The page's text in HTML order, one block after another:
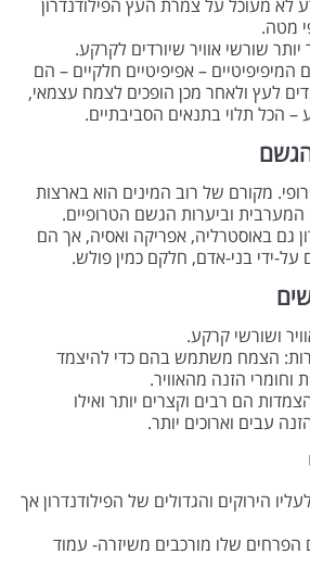
לא מעוכל על צמרת העץ הפילודנדרון
מטה.
שורשי אוויר שיורדים לקרקע.
המיפיפיטיים – אפיפיטיים חלקיים – הם
לעץ ולאחר מכן הופכים לצמח עצמאי,
הכל תלוי בתנאים הסביבתיים.
מקורם של רוב המינים הוא בארצות
המערבית וביערות הגשם הטרופיים.
גם באוסטרליה, אפריקה ואסיה, אך הם
על-ידי בני-אדם, חלקם כמין פולש.
ושורשי קרקע.
הצמח משתמש בהם כדי להיצמד
וחומרי הזנה מהאוויר.
הם רבים וקצרים יותר ואילו
עבים וארוכים יותר.
הירוקים והגדולים של הפילודנדרון אך
שלו מורכבים משיזרה- עמוד